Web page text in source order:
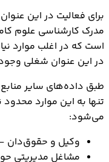
برای فعالیت در این
مدرک کارشناسی علوم
است که در اغلب موارد
در این عنوان شغلی
طبق داده‌های سایر منابع
تنها به این موارد
می‌شود:
وکیل و حقوق‎‌دان -قاضی دادگاه
مشاغل مدیریتی